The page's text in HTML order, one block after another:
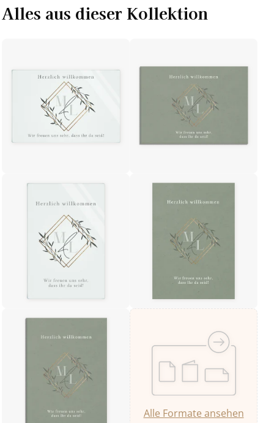
Alles aus dieser Kollektion
Alle Formate ansehen